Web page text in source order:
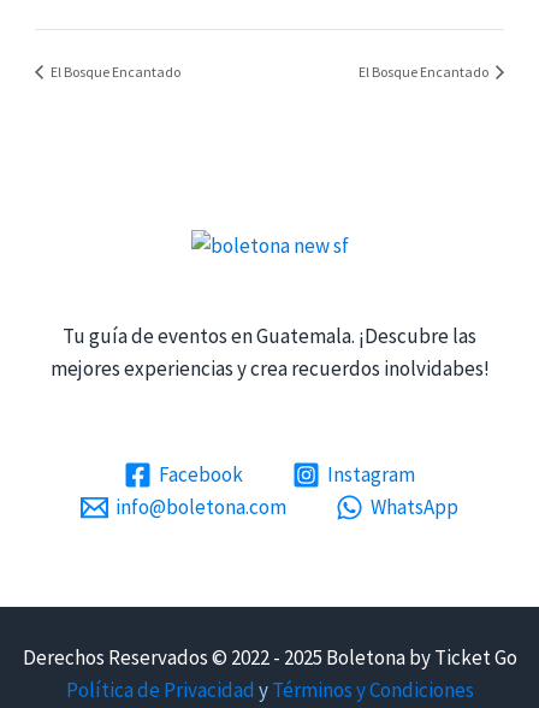
El Bosque Encantado El Bosque Encantado
Tu guía de eventos en Guatemala. ¡Descubre las
mejores experiencias y crea recuerdos inolvidabes!
Facebook
Instagram
info@boletona.com
WhatsApp
Derechos Reservados © 2022 - 2025 Boletona by Ticket Go
Política de Privacidad yTérminos y Condiciones